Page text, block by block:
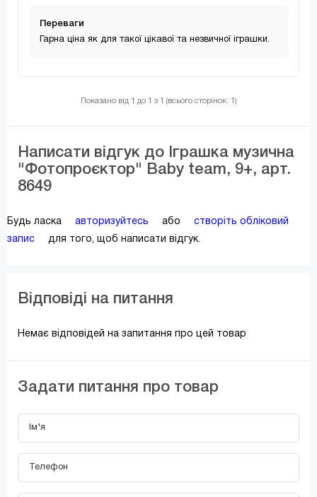
Переваги
Гарна ціна як для такої цікавої та незвичної іграшки.
Показано від 1 до 1 з 1 (всього сторінок: 1)
Написати відгук до Іграшка музична
"Фотопроєктор" Baby team, 9+, арт.
8649
Будь ласка авторизуйтесь або
створіть обліковий
запис
для того, щоб написати відгук.
Відповіді на питання
Немає відповідей на запитання про цей товар
Задати питання про товар